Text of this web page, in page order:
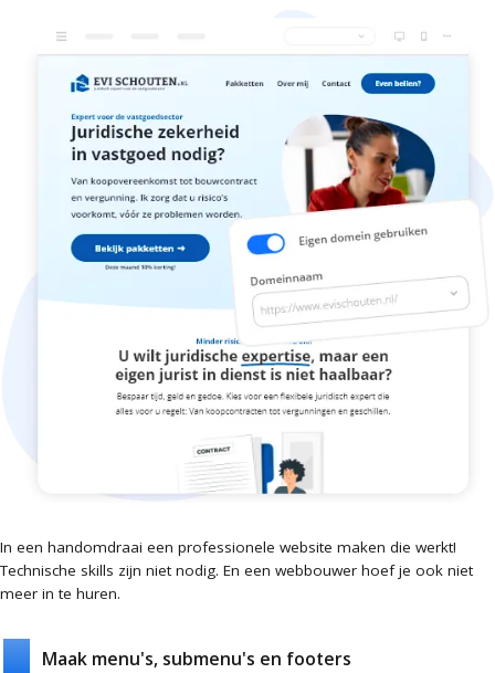
In een handomdraai een professionele website maken die werkt!
Technische skills zijn niet nodig. En een webbouwer hoef je ook niet
meer in te huren.
Maak menu's, submenu's en footers